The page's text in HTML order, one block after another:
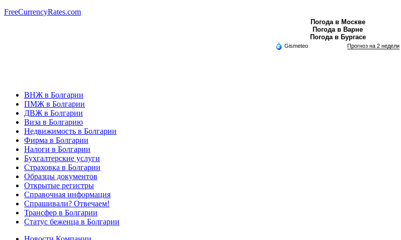
FreeCurrencyRates.com
Погода в Москве
Погода в Варне
Погода в Бургасе
Gismeteo Прогноз на 2 недели
ВНЖ в Болгарии
ПМЖ в Болгарии
ДВЖ в Болгарии
Виза в Болгарию
Недвижимость в Болгарии
Фирма в Болгарии
Налоги в Болгарии
Бухгалтерские услуги
Страховка в Болгарии
Образцы документов
Открытые регистры
Справочная информация
Спрашивали? Отвечаем!
Трансфер в Болгарии
Статус беженца в Болгарии